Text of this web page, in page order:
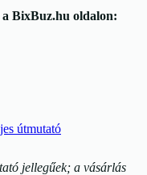
a BixBuz.hu oldalon:
útmutató
jellegűek; a vásárlás